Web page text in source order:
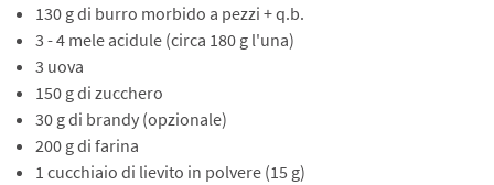
130 g di burro morbido a pezzi + q.b.
3 - 4 mele acidule (circa 180 g l'una)
3 uova
150 g di zucchero
30 g di brandy (opzionale)
200 g di farina
1 cucchiaio di lievito in polvere (15 g)